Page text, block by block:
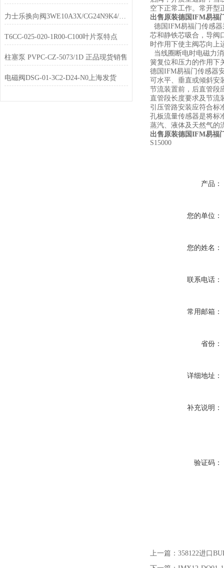
力士乐换向阀3WE10A3X/CG24N9K4/V现货
T6CC-025-020-1R00-C100叶片泵特点
柱塞泵 PVPC-CZ-5073/1D 正品现货销售
电磁阀DSG-01-3C2-D24-N0上海发货
空下正常工作。常开型
出售原装德国IFM易福
德国IFM易福门传感
芯和静铁芯吸合，导阀
时作用下使主阀芯向上
当线圈断电时电磁力
簧复位和压力的作用下
德国IFM易福门传感器
可水平、垂直或倾斜安
节流装置前，后直管段
直管段长度要求及节流
引压管路安装应符合标
孔板流量传感器是将标
蒸汽、液体及天然气的
出售原装德国IFM易福
S15000
产品：
您的单位：
您的姓名：
联系电话：
常用邮箱：
省份：
详细地址：
补充说明：
验证码：
上一篇： 358122进口